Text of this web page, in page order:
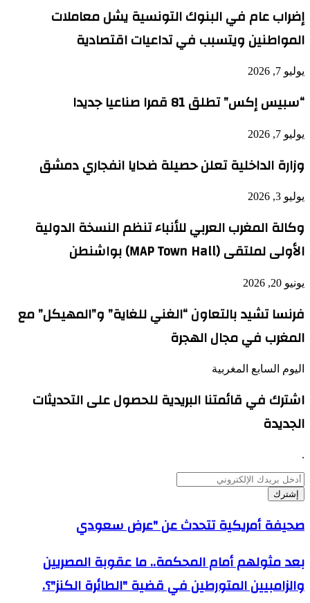
إضراب عام في البنوك التونسية يشل معاملات
المواطنين ويتسبب في تداعيات اقتصادية
يوليو 7, 2026
“سبيس إكس” تطلق 81 قمرا صناعيا جديدا
يوليو 7, 2026
وزارة الداخلية تعلن حصيلة ضحايا انفجاري دمشق
يوليو 3, 2026
وكالة المغرب العربي للأنباء تنظم النسخة الدولية
الأولى لملتقى (MAP Town Hall) بواشنطن
يونيو 20, 2026
فرنسا تشيد بالتعاون “الغني للغاية” و”المهيكل” مع
المغرب في مجال الهجرة
اليوم السابع المغربية
اشترك في قائمتنا البريدية للحصول على التحديثات
الجديدة
.
أدخل
بريدك
الإلكتروني
صحيفة
أمريكية
عن
"عرض
سعودي
صحيفة أمريكية تتحدث عن "عرض سعودي
مثولهم
أمام
المحكمة..
بعد مثولهم أمام المحكمة.. ما عقوبة المصريين
والزامبيين المتورطين في قضية "الطائرة الكنز"؟.